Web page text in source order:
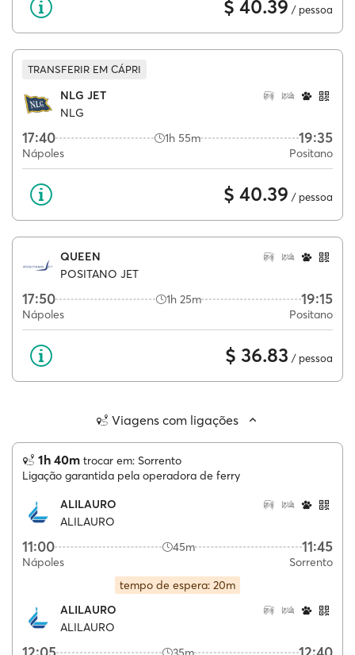
$ 40.39 / pessoa
TRANSFERIR EM CÁPRI
NLG JET
NLG
17:40 1h 55m 19:35
Nápoles Positano
$ 40.39 / pessoa
QUEEN
POSITANO JET
17:50 1h 25m 19:15
Nápoles Positano
$ 36.83 / pessoa
Viagens com ligações
1h 40m trocar em: Sorrento
Ligação garantida pela operadora de ferry
ALILAURO
ALILAURO
11:00 45m 11:45
Nápoles
Sorrento
tempo de espera: 20m
ALILAURO
ALILAURO